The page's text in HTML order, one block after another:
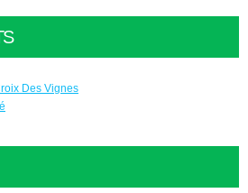
Des Vignes